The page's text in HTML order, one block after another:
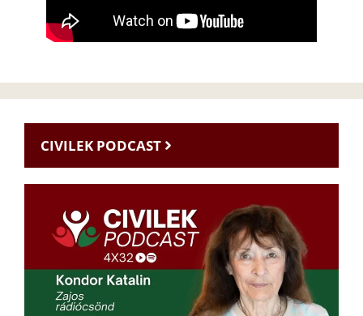
CIVILEK PODCAST